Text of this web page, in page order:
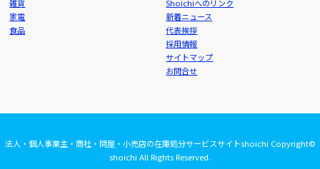
雑貨
家電
食品
Shoichiへのリンク
新着ニュース
代表挨拶
採用情報
サイトマップ
お問合せ
法人・個人事業主・商社・問屋・小売店の在庫処分サービスサイトshoichi Copyright©
shoichi All Rights Reserved.